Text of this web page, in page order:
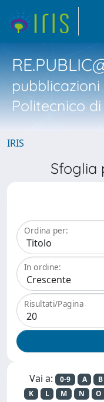
Politecnico
IRIS
Sfoglia
Ordina per:
In ordine:
Risultati/Pagina
Vai a: 0-9 A B
K
L M N O